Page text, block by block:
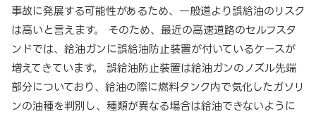
事故に発展する可能性があるため、一般道より誤給油のリスク
は高いと言えます。 そのため、最近の高速道路のセルフスタ
ンドでは、給油ガンに誤給油防止装置が付いているケースが
増えてきています。 誤給油防止装置は給油ガンのノズル先端
部分についており、給油の際に燃料タンク内で気化したガソリ
ンの油種を判別し、種類が異なる場合は給油できないように